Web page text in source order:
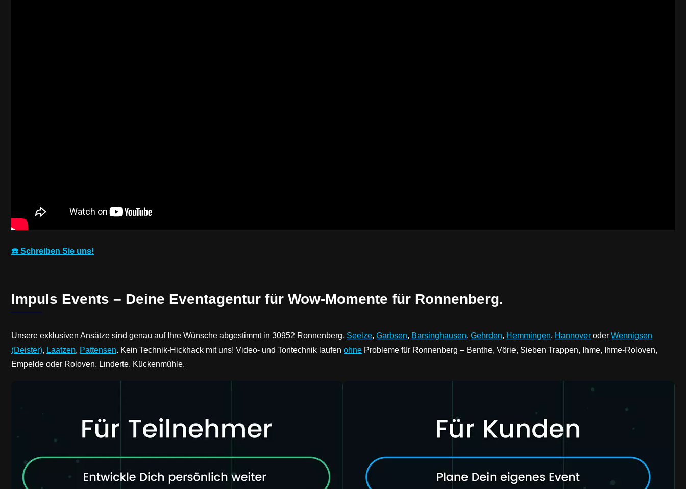
☎️ Schreiben Sie uns!
Impuls Events – Deine Eventagentur für Wow-Momente für Ronnenberg.
Unsere exklusiven Ansätze sind genau auf Ihre Wünsche abgestimmt in 30952 Ronnenberg, Seelze, Garbsen, Barsinghausen, Gehrden, Hemmingen, Hannover oder Wennigsen
(Deister), Laatzen, Pattensen. Kein Technik-Hickhack mit uns! Video- und Tontechnik laufen ohne Probleme für Ronnenberg – Benthe, Vörie, Sieben Trappen, Ihme, Ihme-Roloven,
Empelde oder Roloven, Linderte, Kückenmühle.